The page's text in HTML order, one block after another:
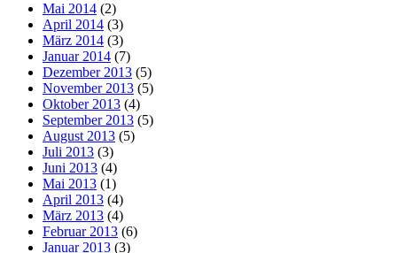
Mai 2014 (2)
April 2014 (3)
März 2014 (3)
Januar 2014 (7)
Dezember 2013 (5)
November 2013 (5)
Oktober 2013 (4)
September 2013 (5)
August 2013 (5)
Juli 2013 (3)
Juni 2013 (4)
Mai 2013 (1)
April 2013 (4)
März 2013 (4)
Februar 2013 (6)
Januar 2013 (3)